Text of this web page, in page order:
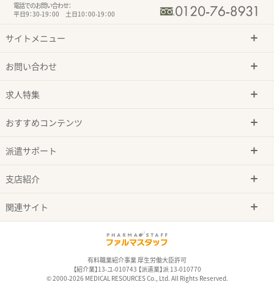
電話でのお問い合わせ：
平日9：30-19：00 土日10：00-19：00
サイトメニュー
お問い合わせ
求人特集
おすすめコンテンツ
派遣サポート
支店紹介
関連サイト
有料職業紹介事業 厚生労働大臣許可
【紹介業】13-ユ-010743 【派遣業】派 13-010770
© 2000-2026 MEDICAL RESOURCES Co., Ltd. All Rights Reserved.